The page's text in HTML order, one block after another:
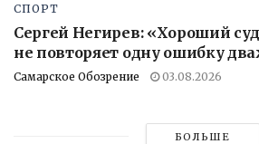
СПОРТ
Сергей Негирев: «Хороший
не повторяет одну ошибку
Самарское Обозрение 03.08.2026
БОЛЬШЕ